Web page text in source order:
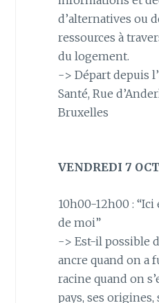
d’alternatives ou
ressources à
du logement.
-> Départ depuis
Santé, Rue
Bruxelles
VENDREDI 7
10h00-12h00 : “Ici
de moi”
-> Est-il possible
ancre quand on a
racine quand on
pays, ses origines,